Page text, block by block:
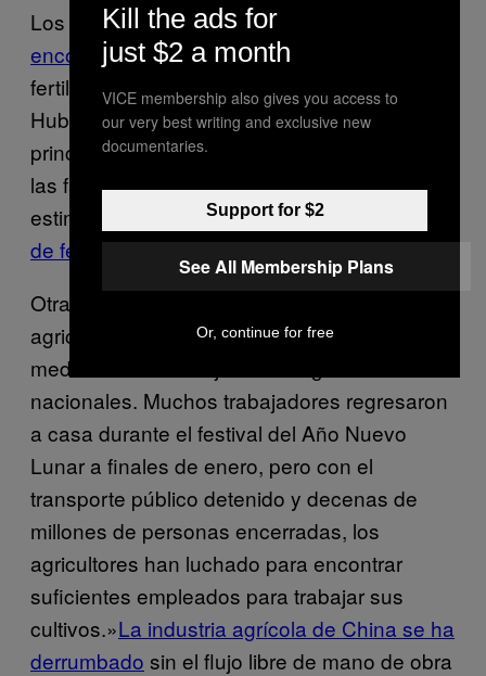
Los agricultores están luchando por
encontrar alimento para su ganado
fertilizantes son escasos. La provincia de
Hubei, el epicentro del brote, es también el
principal productor de fertilizantes del país, y
las fábricas han luchado por reabrir. Una
estimación
coloca el déficit en la producción
de fertilizantes en un 40 por ciento.
Otra parte importante del problema para los
agricultores chinos es que dependen en gran
medida de los trabajadores migrantes
nacionales. Muchos trabajadores regresaron
a casa durante el festival del Año Nuevo
Lunar a finales de enero, pero con el
transporte público detenido y decenas de
millones de personas encerradas, los
agricultores han luchado para encontrar
suficientes empleados para trabajar sus
cultivos.»La industria agrícola de China se ha
derrumbado sin el flujo libre de mano de obra
Kill the ads for
just $2 a month
VICE membership also gives you access to
our very best writing and exclusive new
documentaries.
Support for $2
See All Membership Plans
Or, continue for free